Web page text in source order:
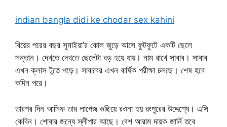
indian bangla didi ke chodar sex kahini
বিয়ের পরের বছর সুমাইয়া’র কোল জুড়ে আসে ফুটফুটে একটি ছেলে
সন্তান। দেখতে দেখতে ছেলেটা বড় হয়ে যায়। নাম রাখে সাবাব। সাবাব
এখন ক্লাস টুতে পড়ে। সাবাবের এখন বার্ষিক পরীক্ষা চলছে। শেষ হবে
কদিন পরে।
তারপর দিন আসিফ তার লাগেজ গুছিয়ে রওনা হয় রংপুরের উদ্দেশ্যে। এসি
কেবিন। শোবার জন্যে স্লীপার আছে। বেশ আরাম দায়ক জার্নি তবে